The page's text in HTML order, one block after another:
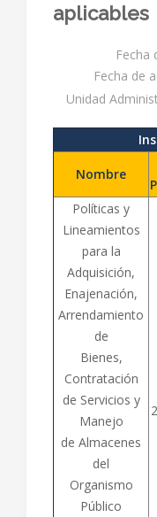
aplicables
Fecha
Fecha de
Unidad
Nombre
Políticas y
Lineamientos
para la
Adquisición,
Enajenación,
Arrendamiento
de
Bienes,
Contratación
de Servicios y
Manejo
de Almacenes
del
Organismo
Público